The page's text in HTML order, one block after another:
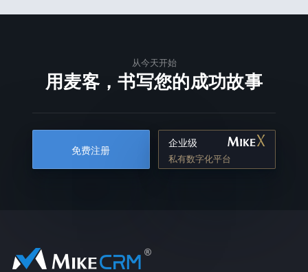
从今天开始
用麦客，书写您的成功故事
免费注册
企业级
私有数字化平台